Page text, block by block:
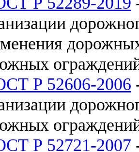
Р 52606-2006
Р 52721-2007